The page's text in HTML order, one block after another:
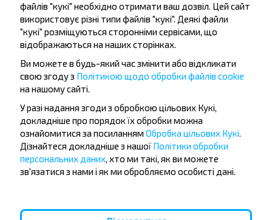
Бажаєте
подорожувати
дешевше?
Не пропусти акції, знижки та спеціальні
пропозиції, INFOBUS. Підпишись на розсилку та
подорожуй з нами дешевше!
Підписатися
файлів "кукі" необхідно отримати ваш дозвіл. Цей сайт
використовує різні типи файлів "кукі". Деякі файли
"кукі" розміщуються сторонніми сервісами, що
відображаються на наших сторінках.
Ви можете в будь-який час змінити або відкликати
свою згоду з Політикою щодо обробки файлів cookie
на нашому сайті.
У разі надання згоди з обробкою цільових Кукі,
докладніше про порядок їх обробки можна
ознайомитися за посиланням Обробка цільових Кукі.
Дізнайтеся докладніше з нашої Політики обробки
персональних даних, хто ми такі, як ви можете
зв'язатися з нами і як ми обробляємо особисті дані.